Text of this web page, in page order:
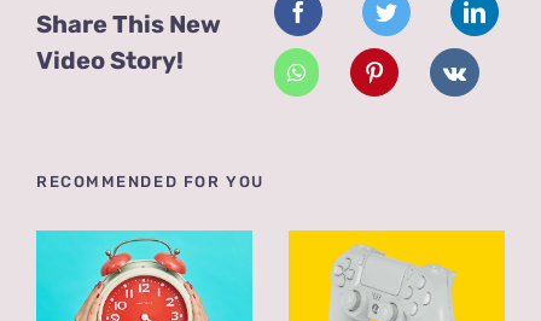
Share This New
Video Story!
RECOMMENDED FOR YOU